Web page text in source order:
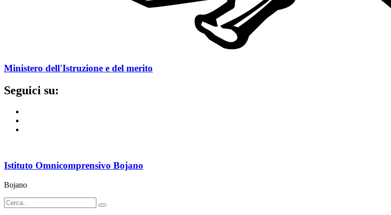
Ministero dell'Istruzione e del merito
Seguici su:
Istituto Omnicomprensivo Bojano
Bojano